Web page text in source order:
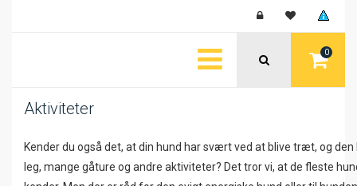
0
Aktiviteter
Kender du også det, at din hund har svært ved at blive træt, og
leg, mange gåture og andre aktiviteter? Det tror vi, at de fleste